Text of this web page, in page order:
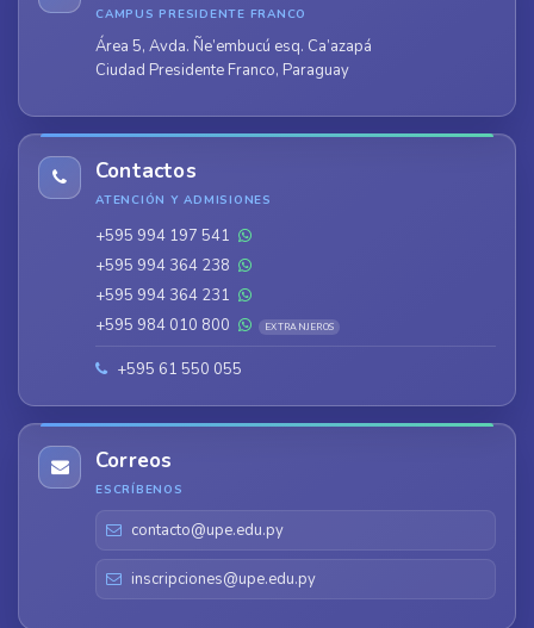
CAMPUS PRESIDENTE FRANCO
Área 5, Avda. Ñe’embucú esq. Ca’azapá
Ciudad Presidente Franco, Paraguay
Contactos
ATENCIÓN Y ADMISIONES
+595 994 197 541
+595 994 364 238
+595 994 364 231
+595 984 010 800
EXTRANJEROS
+595 61 550 055
Correos
ESCRÍBENOS
contacto@upe.edu.py
inscripciones@upe.edu.py